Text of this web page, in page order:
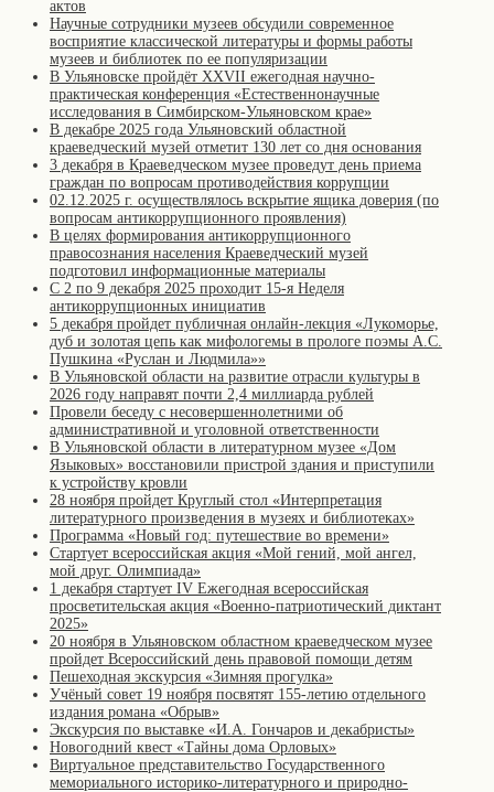
актов
Научные сотрудники музеев обсудили современное
восприятие классической литературы и формы работы
музеев и библиотек по ее популяризации
В Ульяновске пройдёт XXVII ежегодная научно-
практическая конференция «Естественнонаучные
исследования в Симбирском-Ульяновском крае»
В декабре 2025 года Ульяновский областной
краеведческий музей отметит 130 лет со дня основания
3 декабря в Краеведческом музее проведут день приема
граждан по вопросам противодействия коррупции
02.12.2025 г. осуществлялось вскрытие ящика доверия (по
вопросам антикоррупционного проявления)
В целях формирования антикоррупционного
правосознания населения Краеведческий музей
подготовил информационные материалы
С 2 по 9 декабря 2025 проходит 15-я Неделя
антикоррупционных инициатив
5 декабря пройдет публичная онлайн-лекция «Лукоморье,
дуб и золотая цепь как мифологемы в прологе поэмы А.С.
Пушкина «Руслан и Людмила»»
В Ульяновской области на развитие отрасли культуры в
2026 году направят почти 2,4 миллиарда рублей
Провели беседу с несовершеннолетними об
административной и уголовной ответственности
В Ульяновской области в литературном музее «Дом
Языковых» восстановили пристрой здания и приступили
к устройству кровли
28 ноября пройдет Круглый стол «Интерпретация
литературного произведения в музеях и библиотеках»
Программа «Новый год: путешествие во времени»
Стартует всероссийская акция «Мой гений, мой ангел,
мой друг. Олимпиада»
1 декабря стартует IV Ежегодная всероссийская
просветительская акция «Военно-патриотический диктант
2025»
20 ноября в Ульяновском областном краеведческом музее
пройдет Всероссийский день правовой помощи детям
Пешеходная экскурсия «Зимняя прогулка»
Учёный совет 19 ноября посвятят 155-летию отдельного
издания романа «Обрыв»
Экскурсия по выставке «И.А. Гончаров и декабристы»
Новогодний квест «Тайны дома Орловых»
Виртуальное представительство Государственного
мемориального историко-литературного и природно-